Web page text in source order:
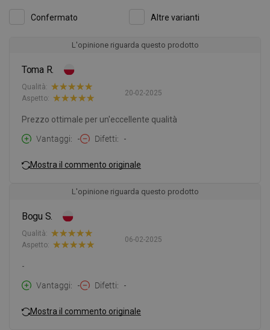
Confermato Altre varianti
L'opinione riguarda questo prodotto
Toma R.
20-02-2025
Qualità:
Aspetto:
Prezzo ottimale per un'eccellente qualità
Vantaggi
- Difetti -
Mostra il commento originale
L'opinione riguarda questo prodotto
Bogu S.
06-02-2025
Qualità:
Aspetto:
-
Vantaggi
- Difetti -
Mostra il commento originale